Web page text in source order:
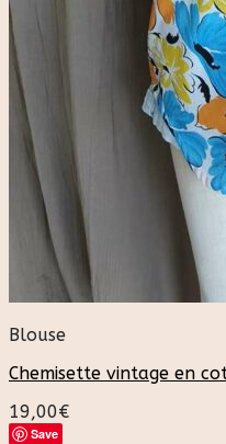
Blouse
Chemisette vintage en
19,00€
Save